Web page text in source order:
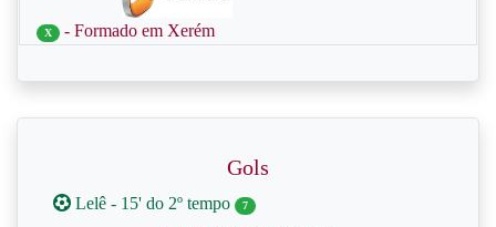
X - Formado em Xerém
Gols
Lelê - 15' do 2º tempo 7